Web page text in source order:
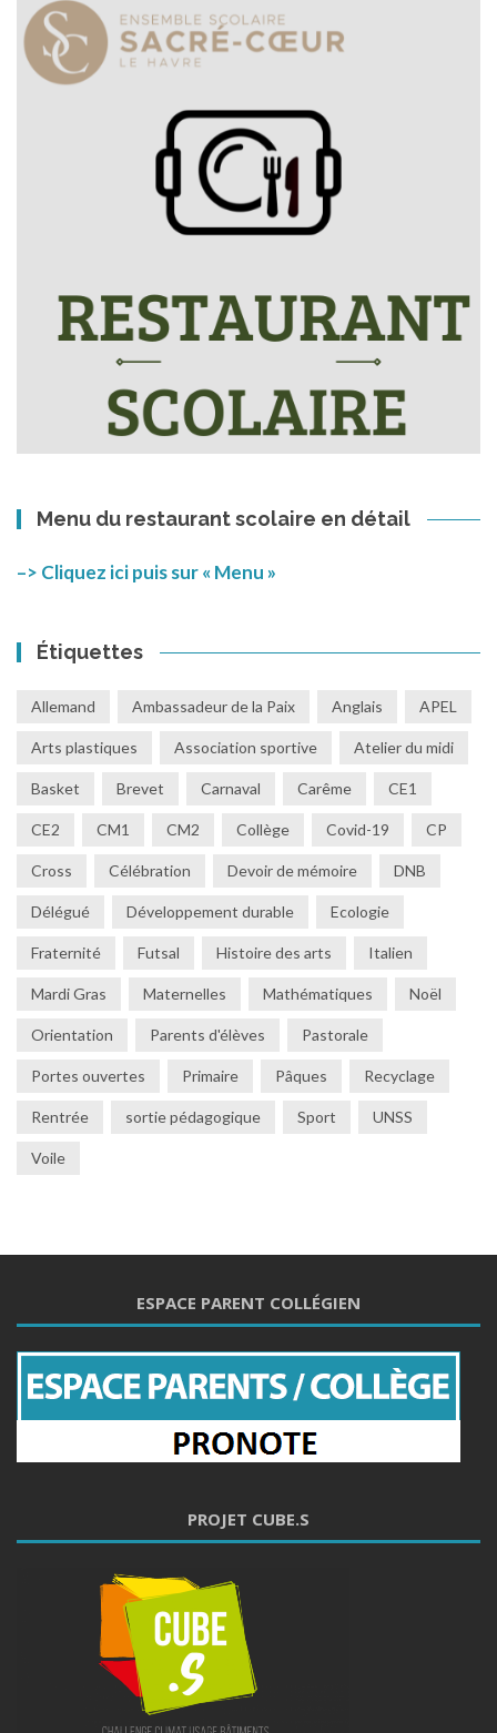
Menu du restaurant scolaire en détail
–> Cliquez ici puis sur « Menu »
Étiquettes
Allemand Ambassadeur de la Paix Anglais APEL
Arts plastiques Association sportive Atelier du midi
Basket Brevet Carnaval Carême CE1
CE2 CM1 CM2 Collège Covid-19 CP
Cross Célébration Devoir de mémoire DNB
Délégué Développement durable Ecologie
Fraternité Futsal Histoire des arts Italien
Mardi Gras Maternelles Mathématiques Noël
Orientation Parents d'élèves Pastorale
Portes ouvertes Primaire Pâques Recyclage
Rentrée sortie pédagogique Sport UNSS
Voile
ESPACE PARENT COLLÉGIEN
PROJET CUBE.S